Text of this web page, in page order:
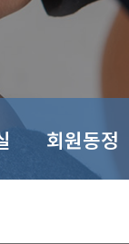
회원동정